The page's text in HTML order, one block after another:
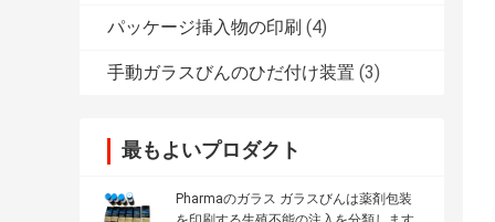
パッケージ挿入物の印刷 (4)
手動ガラスびんのひだ付け装置 (3)
最もよいプロダクト
Pharmaのガラス ガラスびんは薬剤包装